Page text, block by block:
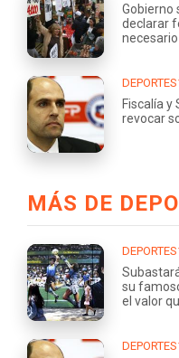
Gobierno
declarar
Fiscalía y
revocar
MÁS DE
su
el valor